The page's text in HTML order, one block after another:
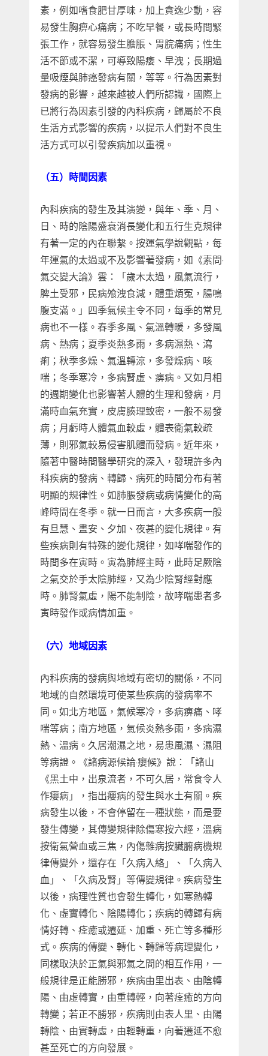
素，例如嗜食肥甘厚味，加上貪逸少動，容
易發生胸痹心痛病；不吃早餐，或長時間緊
張工作，就容易發生膽脹、胃脘痛病；性生
活不節或不潔，可導致陽痿、早洩；長期過
量吸煙與肺癌發病有關，等等。行為因素對
發病的影響，越來越被人們所認識，國際上
已將行為因素引發的內科疾病，歸屬於不良
生活方式影響的疾病，以提示人們對不良生
活方式可以引發疾病加以重視。
（五）時間因素
內科疾病的發生及其演變，與年、季、月、
日、時的陰陽盛衰消長變化和五行生克規律
有著一定的內在聯繫。按運氣學說觀點，每
年運氣的太過或不及影響著發病，如《素問·
氣交變大論》雲：「歲木太過，風氣流行，
脾土受邪，民病飧洩食減，體重煩冤，腸鳴
腹支滿。」四季氣候主令不同，每季的常見
病也不一樣。春季多風、氣溫轉暖，多發風
病、熱病；夏季炎熱多雨，多病濕熱、瀉
痢；秋季多燥、氣溫轉涼，多發燥病、咳
喘；冬季寒冷，多病腎虛、痹病。又如月相
的週期變化也影響著人體的生理和發病，月
滿時血氣充實，皮膚腠理致密，一般不易發
病；月虧時人體氣血較虛，體表衛氣較疏
薄，則邪氣較易侵害肌體而發病。近年來，
隨著中醫時間醫學研究的深入，發現許多內
科疾病的發病、轉歸、病死的時間分布有著
明顯的規律性。如肺脹發病或病情變化的高
峰時間在冬季。就一日而言，大多疾病一般
有旦慧、晝安、夕加、夜甚的變化規律。有
些疾病則有特殊的變化規律，如哮喘發作的
時間多在寅時。寅為肺經主時，此時足厥陰
之氣交於手太陰肺經，又為少陰腎經對應
時。肺腎氣虛，陽不能制陰，故哮喘患者多
寅時發作或病情加重。
（六）地域因素
內科疾病的發病與地域有密切的關係，不同
地域的自然環境可使某些疾病的發病率不
同。如北方地區，氣候寒冷，多病痹痛、哮
喘等病；南方地區，氣候炎熱多雨，多病濕
熱、溫病。久居潮濕之地，易患風濕、濕阻
等病證。《諸病源候論·癭候》說：「諸山
《黑土中，出泉流者，不可久居，常食令人
作癭病」，指出癭病的發生與水土有關。疾
病發生以後，不會停留在一種狀態，而是要
發生傳變，其傳變規律除傷寒按六經，溫病
按衛氣營血或三焦，內傷雜病按臟腑病機規
律傳變外，還存在「久病入絡」、「久病入
血」、「久病及腎」等傳變規律。疾病發生
以後，病理性質也會發生轉化，如寒熱轉
化、虛實轉化、陰陽轉化；疾病的轉歸有病
情好轉、痊癒或遷延、加重、死亡等多種形
式。疾病的傳變、轉化、轉歸等病理變化，
同樣取決於正氣與邪氣之間的相互作用，一
般規律是正能勝邪，疾病由里出表、由陰轉
陽、由虛轉實，由重轉輕，向著痊癒的方向
轉變；若正不勝邪，疾病則由表人里、由陽
轉陰、由實轉虛，由輕轉重，向著遷延不愈
甚至死亡的方向發展。